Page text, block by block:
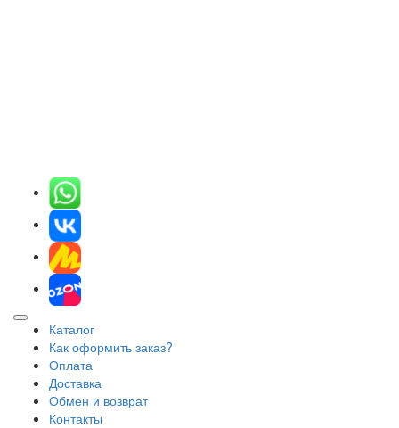
Каталог
Как оформить заказ?
Оплата
Доставка
Обмен и возврат
Контакты